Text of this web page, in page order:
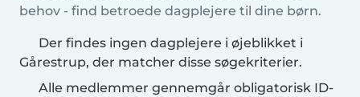
behov - find betroede dagplejere til dine børn.
Der findes ingen dagplejere i øjeblikket i
Gårestrup, der matcher disse søgekriterier.
Alle medlemmer gennemgår obligatorisk ID-